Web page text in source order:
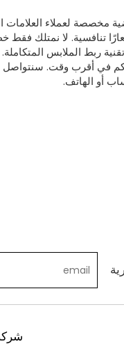
مخصصة لعملاء العلامات
تنافسية. لا نمتلك
في أقرب وقت. سنتواصل